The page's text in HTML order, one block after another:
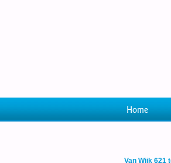
Home
Van Wijk 621